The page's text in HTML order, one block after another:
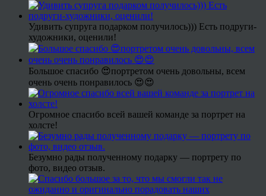
Удивить супруга подарком получилось))) Есть подруги-
художники, оценили!
Большое спасибо 😍портретом очень довольны, всем
очень очень понравилось 😍😍
Огромное спасибо всей вашей команде за портрет на
холсте!
Безумно рады полученному подарку — портрету по
фото, видео отзыв.